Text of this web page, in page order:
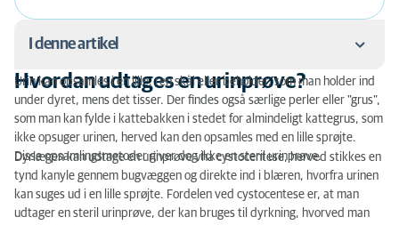
I denne artikel
Hvordan udtages en urinprøve?
Forskellige analyser
Hvordan udtages en urinprøve?
Urin kan opsamles i en lille, ren skål eller beholder, som man holder ind
under dyret, mens det tisser. Der findes også særlige perler eller "grus",
som man kan fylde i kattebakken i stedet for almindeligt kattegrus, som
ikke opsuger urinen, herved kan den opsamles med en lille sprøjte.
Disse opsamlingsmetoder giver dog ikke en steril urinprøve.
Dyrlægen kan udtage en urinprøve vha cystocentese, herved stikkes en
tynd kanyle gennem bugvæggen og direkte ind i blæren, hvorfra urinen
kan suges ud i en lille sprøjte. Fordelen ved cystocentese er, at man
udtager en steril urinprøve, der kan bruges til dyrkning, hvorved man